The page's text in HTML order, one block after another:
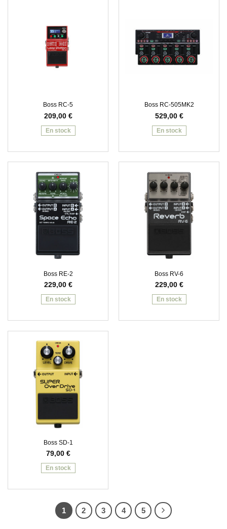
Boss RC-5
209,00 €
En stock
Boss RC-505MK2
529,00 €
En stock
Boss RE-2
229,00 €
En stock
Boss RV-6
229,00 €
En stock
Boss SD-1
79,00 €
En stock
1 2 3 4 5